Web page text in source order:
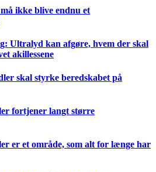
ikke blive endnu et
Ultralyd kan afgøre, hvem der skal
akillessene
skal styrke beredskabet på
fortjener langt større
er et område, som alt for længe har